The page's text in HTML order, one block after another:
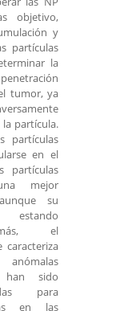
objetivo,
y
partículas
la
tumor, ya
partícula.
partículas
en el
partículas
mejor
su
el
caracteriza
han sido
para
en las